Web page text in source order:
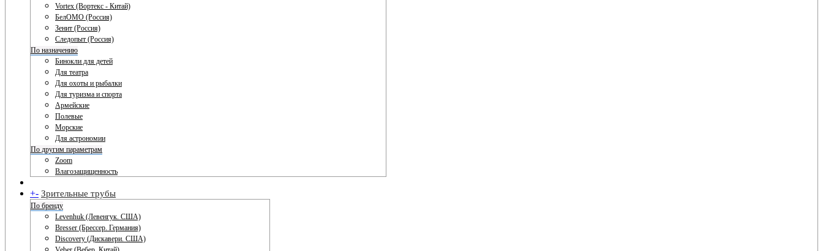
Vortex (Вортекс - Китай)
БелОМО (Россия)
Зенит (Россия)
Следопыт (Россия)
По назначению
Бинокли для детей
Для театра
Для охоты и рыбалки
Для туризма и спорта
Армейские
Полевые
Морские
Для астрономии
По другим параметрам
Zoom
Влагозащищенность
+- Зрительные трубы
По бренду
Levenhuk (Левенгук. США)
Bresser (Брессер. Германия)
Discovery (Дискавери. США)